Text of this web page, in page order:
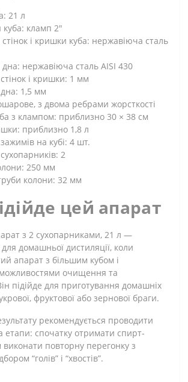
21 л
куба: кламп 2"
і кришки куба: нержавіюча сталь
нержавіюча сталь AISI 430
і кришки: 1 мм
1,5 мм
з двома ребрами жорсткості
з клампом: приблизно 30 × 38 см
приблизно 1,8 л
зажимів на кубі: 4 шт.
сухопарників: 2
250 мм
колони: 32 мм
цей апарат
з 2 сухопарниками, 21 л —
домашньої дистиляції, коли
апарат з більшим кубом і
очищення та
підійде для приготування домашніх
фруктової або зернової браги.
рекомендується проводити
етапи: спочатку отримати спирт-
виконати повторну перегонку з
“голів” і “хвостів”.